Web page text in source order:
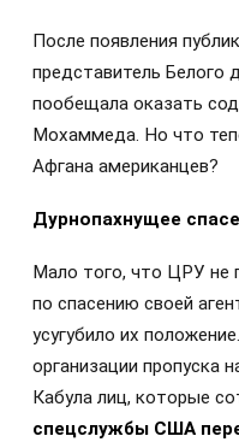
После появления
представитель Белого
пообещала оказать
Мохаммеда. Но что
Афгана американцев?
Дурнопахнущее
Мало того, что ЦРУ не
по спасению своей
усугубило их
организации пропуска
Кабула лиц, которые
спецслужбы США